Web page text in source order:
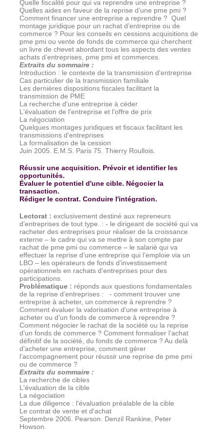
Quelle fiscalité pour qui va reprendre une entreprise ?
Quelles aides en faveur de la reprise d’une pme pmi ?
Comment financer une entreprise a reprendre ? Quel
montage juridique pour un rachat d’entreprise ou de
commerce ? Pour les conseils en cessions acquisitions de
pme pmi ou vente de fonds de commerce qui cherchent
un livre de chevet abordant tous les aspects des ventes
achats d’entreprises, pme pmi et commerces.
Extraits du sommaire :
Introduction : le contexte de la transmission d'entreprise
Cas particulier de la transmission familiale
Les dernières dispositions fiscales facilitant la
transmission de PME
La recherche d'une entreprise à céder
L'évaluation de l'entreprise et l'offre de prix
La négociation
Quelques montages juridiques et fiscaux facilitant les
transmissions d'entreprises
La formalisation de la cession
Juin 2005. E.M.S. Paris 75. Thierry Roullois.
Réussir une acquisition. Prévoir et identifier les
opportunités.
Évaluer le potentiel d'une cible. Négocier la
transaction.
Rédiger le contrat. Conduire l'intégration.
Lectorat : exclusivement destiné aux repreneurs
d’entreprises de tout type. : - le dirigeant de société qui va
racheter des entreprises pour réaliser de la croissance
externe – le cadre qui va se mettre à son compte par
rachat de pme pmi ou commerce – le salarié qui va
effectuer la reprise d’une entreprise qui l’emploie via un
LBO – les opérateurs de fonds d’investissement
opérationnels en rachats d’entreprises pour des
participations.
Problématique : réponds aux questions fondamentales
de la reprise d’entreprises :
- comment trouver une
entreprise à acheter, un commerce à reprendre ?
Comment évaluer la valorisation d’une entreprise à
acheter ou d’un fonds de commerce à reprendre ?
Comment négocier le rachat de la société ou la reprise
d’un fonds de commerce ? Comment formaliser l’achat
définitif de la société, du fonds de commerce ? Au delà
d’acheter une entreprise, comment gérer
l’accompagnement pour réussir une reprise de pme pmi
ou de commerce ?
Extraits du sommaire :
La recherche de cibles
L'évaluation de la cible
La négociation
La due diligence : l'évaluation préalable de la cible
Le contrat de vente et d'achat
Septembre 2006. Pearson. Denzil Rankine, Peter
Howson.